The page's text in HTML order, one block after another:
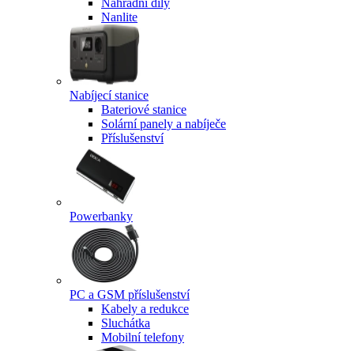
Náhradní díly
Nanlite
Nabíjecí stanice
Bateriové stanice
Solární panely a nabíječe
Příslušenství
Powerbanky
PC a GSM příslušenství
Kabely a redukce
Sluchátka
Mobilní telefony